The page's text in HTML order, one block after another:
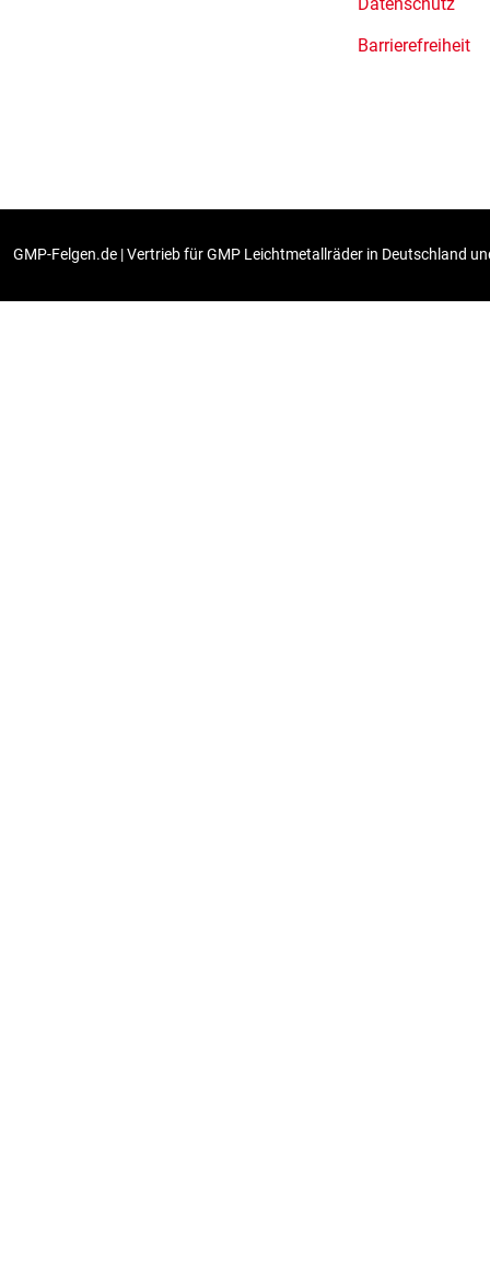
Barrierefreiheit
GMP-Felgen.de | Vertrieb für GMP Leichtmetallräder in Deutschland